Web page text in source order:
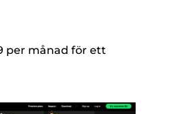
per månad för ett